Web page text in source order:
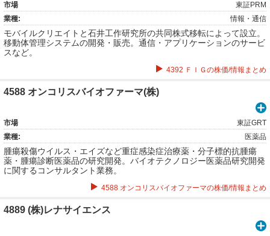
市場
東証PRM
業種:
情報・通信
モバイルクリエイトと石井工作研究所の共同株式移転によって設立。
移動体管理システムの開発・販売。通信・アプリケーションのサービ
スなど。
4392 ＦＩＧの株価/情報まとめ
4588 オンコリスバイオファーマ(株)
市場
東証GRT
業種:
医薬品
腫瘍殺傷ウイルス・エイズなど重症感染症治療薬・分子標的抗腫瘍
薬・腫瘍診断医薬品の研究開発。バイオテクノロジー医薬品研究開発
に関するコンサルタント業務。
4588 オンコリスバイオファーマの株価/情報まとめ
4889 (株)レナサイエンス